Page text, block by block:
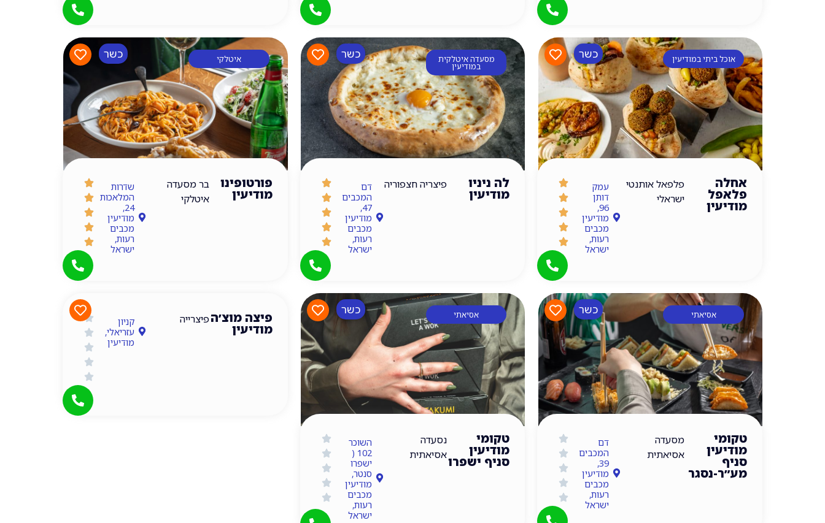
אוכל ביתי במודיעין כשר
אחלה
פלאפל
מודיעין
פלפאל אותנטי
ישראלי
עמק
דותן
96,
מודיעין
מכבים
רעות,
ישראל
מסעדה איטלקית
במודיעין
כשר
לה ניניו
מודיעין
פיצריה חצפוריה
דם
המכבים
47,
מודיעין
מכבים
רעות,
ישראל
איטלקי כשר
פורטופינו
מודיעין
בר מסעדה
איטלקי
שדרות
המלאכות
24,
מודיעין
מכבים
רעות,
ישראל
אסיאתי כשר
טקומי
מודיעין
סניף
מע״ר-נסגר
מסעדה
אסיאתית
דם
המכבים
39,
מודיעין
מכבים
רעות,
ישראל
אסיאתי כשר
טקומי
מודיעין
סניף ישפרו
נסעדה
אסיאתית
השוכר
102 (
ישפרו
סנטר,
מודיעין
מכבים
רעות,
ישראל
איטלקי
פיצה מוצ׳ה
מודיעין
פיצרייה
קניון
עזריאלי,
מודיעין